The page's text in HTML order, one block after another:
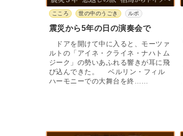
こころ 世の中のうごき ルポ
震災から5年の日の演奏会で
ドアを開けて中に入ると、モーツァ
ルトの「アイネ・クライネ・ナハトム
ジーク」の勢いあふれる響きが耳に飛
び込んできた。 ベルリン・フィル
ハーモニーでの大舞台を終……